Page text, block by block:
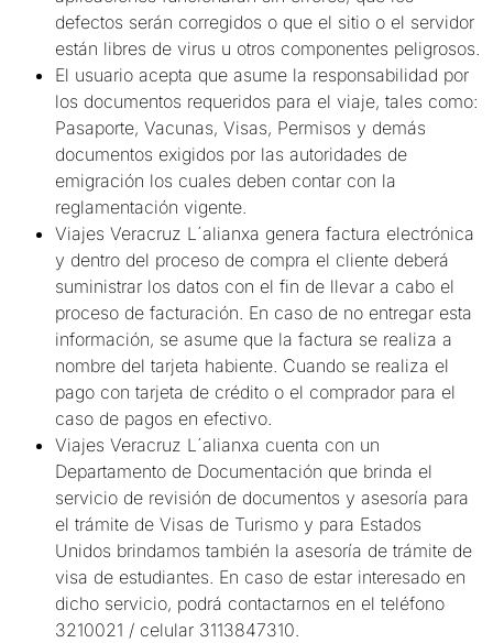
defectos serán corregidos o que el sitio o el servidor
están libres de virus u otros componentes peligrosos.
El usuario acepta que asume la responsabilidad por
los documentos requeridos para el viaje, tales como:
Pasaporte, Vacunas, Visas, Permisos y demás
documentos exigidos por las autoridades de
emigración los cuales deben contar con la
reglamentación vigente.
Viajes Veracruz L´alianxa genera factura electrónica
y dentro del proceso de compra el cliente deberá
suministrar los datos con el fin de llevar a cabo el
proceso de facturación. En caso de no entregar esta
información, se asume que la factura se realiza a
nombre del tarjeta habiente. Cuando se realiza el
pago con tarjeta de crédito o el comprador para el
caso de pagos en efectivo.
Viajes Veracruz L´alianxa cuenta con un
Departamento de Documentación que brinda el
servicio de revisión de documentos y asesoría para
el trámite de Visas de Turismo y para Estados
Unidos brindamos también la asesoría de trámite de
visa de estudiantes. En caso de estar interesado en
dicho servicio, podrá contactarnos en el teléfono
3210021 / celular 3113847310.